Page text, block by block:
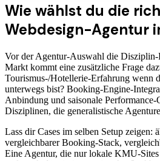
Wie wählst du die
Webdesign-Agentur
Vor der Agentur-Auswahl die
Markt kommt eine zusätzliche Frage
Tourismus-/Hotellerie-Erfahrung wenn
unterwegs bist? Booking-Engine-
Anbindung und saisonale
Disziplinen, die generalistische
Lass dir Cases im selben Setup zeigen:
vergleichbarer Booking-Stack,
Eine Agentur, die nur lokale KMU-